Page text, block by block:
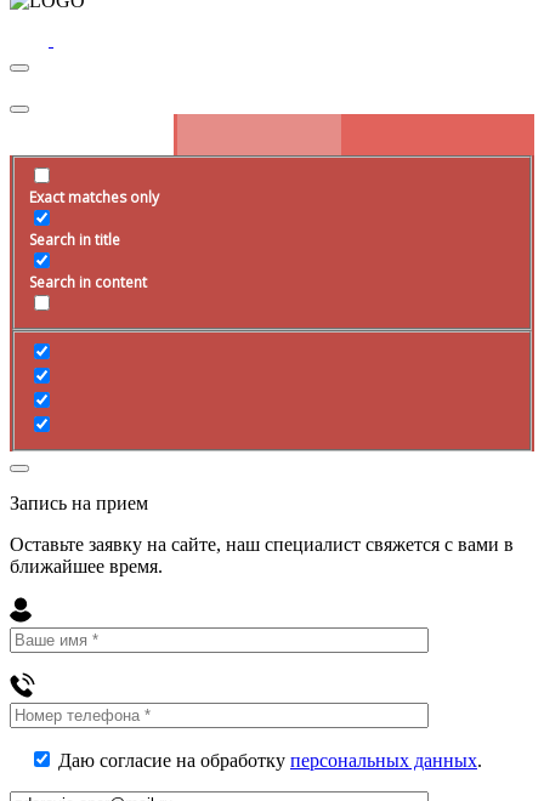
Exact matches only
Search in title
Search in content
Запись на прием
Оставьте заявку на сайте, наш специалист свяжется с вами в
ближайшее время.
Даю согласие на обработку персональных данных.